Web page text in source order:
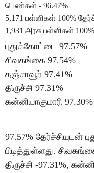
பெண்கள் - 96.47%
5,171 பள்ளிகள் 100%
1,931 அரசு பள்ளிகள்
புதுக்கோட்டை 97.57%
சிவகங்கை 97.54%
தஞ்சாவூர் 97.41%
திருச்சி 97.31%
கன்னியாகுமாரி 97.30%
97.57% தேர்ச்சியுடன்
பிடித்துள்ளது.
திருச்சி -97.31%,